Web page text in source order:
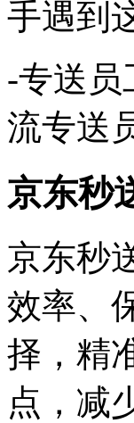
手遇到
-‌专送员
流专送
京东秒
京东秒
效率、
择，精
点，减